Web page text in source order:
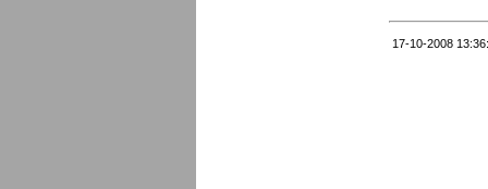
17-10-2008